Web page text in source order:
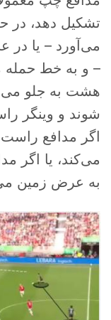
تشکیل دهد، در
می‌آورد – یا
– و به خط حمله
هشت به جلو
شوند و وینگر
اگر مدافع
می‌کند، یا اگر
به عرض زمین